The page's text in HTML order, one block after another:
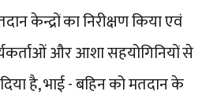
केन्द्रों का निरीक्षण किया एवं
और आशा सहयोगिनियों से
है, भाई - बहिन को मतदान के